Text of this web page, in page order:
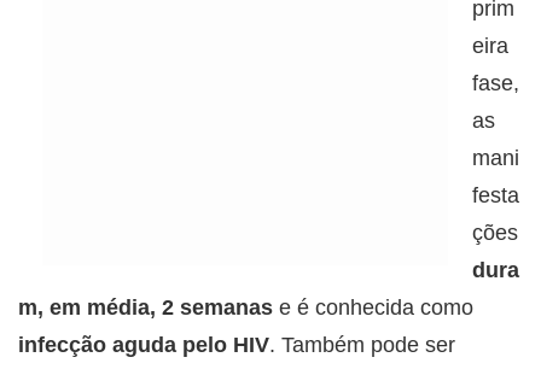
prim
eira
fase,
as
mani
festa
ções
dura
m, em média, 2 semanas e é conhecida como
infecção aguda pelo HIV. Também pode ser